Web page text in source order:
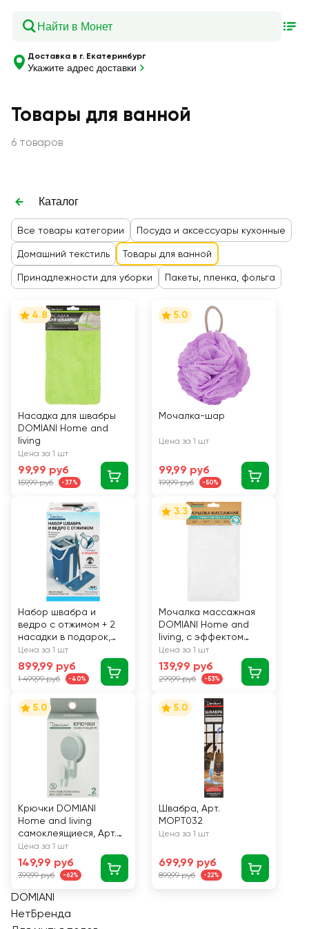
Доставка в г. Екатеринбург
Укажите адрес доставки
Товары для ванной
6 товаров
Каталог
Все товары категории Посуда и аксессуары кухонные
Домашний текстиль Товары для ванной
Принадлежности для уборки Пакеты, пленка, фольга
4.8
Насадка для швабры
DOMIANI Home and
living
Цена за 1 шт
99,99 руб
159,99 руб -37%
5.0
Мочалка-шар
Цена за 1 шт
99,99 руб
199,99 руб -50%
Набор швабра и
ведро с отжимом + 2
насадки в подарок,
Арт. WZH-620
Цена за 1 шт
899,99 руб
1 499,99 руб -40%
3.3
Мочалка массажная
DOMIANI Home and
living, с эффектом
пилинга
Цена за 1 шт
139,99 руб
299,99 руб -53%
5.0
Крючки DOMIANI
Home and living
самоклеящиеся, Арт.
МА-002
Цена за 1 шт
149,99 руб
399,99 руб -62%
5.0
Швабра, Арт.
MOPT032
Цена за 1 шт
699,99 руб
899,99 руб -22%
DOMIANI
НетБренда